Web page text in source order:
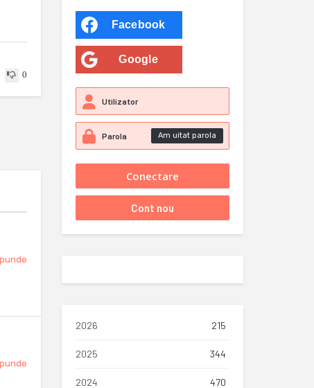
0
Facebook
Google
Am uitat parola
2026 215
2025 344
2024 470